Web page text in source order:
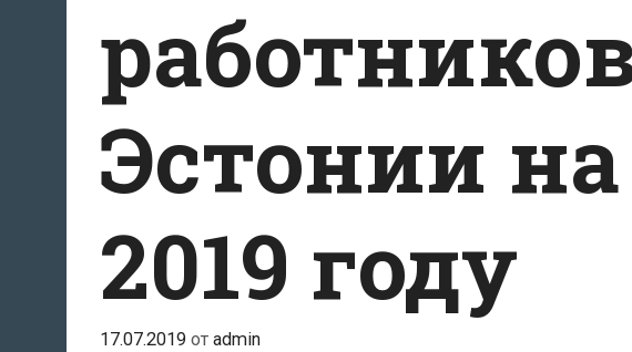
Эстонии на
2019 году
17.07.2019 от admin